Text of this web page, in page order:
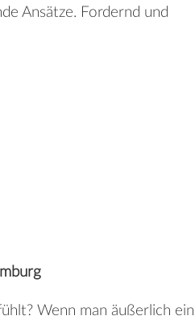
Ansätze. Fordernd und
Wenn man äußerlich ein